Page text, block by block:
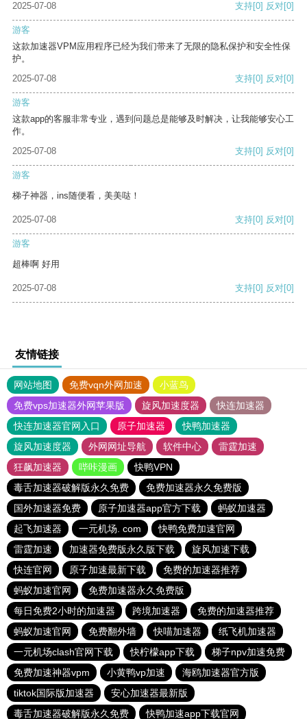
2025-07-08 支持[0] 反对[0]
游客
这款加速器VPM应用程序已经为我们带来了无限的隐私保护和安全性保
护。
2025-07-08
支持[0] 反对[0]
游客
这款app的客服非常专业，遇到问题总是能够及时解决，让我能够安心工
作。
2025-07-08
支持[0] 反对[0]
游客
梯子神器，ins随便看，美美哒！
2025-07-08 支持[0] 反对[0]
游客
超棒啊 好用
2025-07-08 支持[0] 反对[0]
友情链接
网站地图 免费vqn外网加速
小蓝鸟
免费vps加速器外网苹果版
旋风加速度器
快连加速器
快连加速器官网入口
原子加速器
快鸭加速器
旋风加速度器
外网网址导航 软件中心
雷霆加速
狂飙加速器
哔咔漫画
快鸭VPN
毒舌加速器破解版永久免费
免费加速器永久免费版
国外加速器免费
原子加速器app官方下载
蚂蚁加速器
起飞加速器
一元机场. com
快鸭免费加速官网
雷霆加速
加速器免费版永久版下载
旋风加速下载
快连官网
原子加速最新下载
免费的加速器推荐
蚂蚁加速官网
免费加速器永久免费版
每日免费2小时的加速器
跨境加速器
免费的加速器推荐
蚂蚁加速官网
免费翻外墙 快喵加速器
纸飞机加速器
一元机场clash官网下载
快柠檬app下载
梯子npv加速免费
免费加速神器vpm
小黄鸭vp加速
海鸥加速器官方版
tiktok国际版加速器
安心加速器最新版
毒舌加速器破解版永久免费
快鸭加速app下载官网